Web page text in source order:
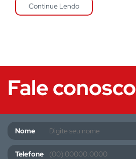
Continue Lendo
Fale conosco
Nome
Telefone